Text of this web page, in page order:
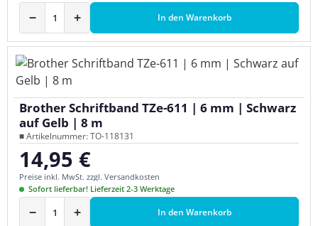
− + In den Warenkorb
Brother Schriftband TZe-611 | 6 mm | Schwarz
auf Gelb | 8 m
■ Artikelnummer: TO-118131
Regulärer Preis:
14,95 €
Preise inkl. MwSt. zzgl. Versandkosten
Sofort lieferbar! Lieferzeit 2-3 Werktage
− + In den Warenkorb